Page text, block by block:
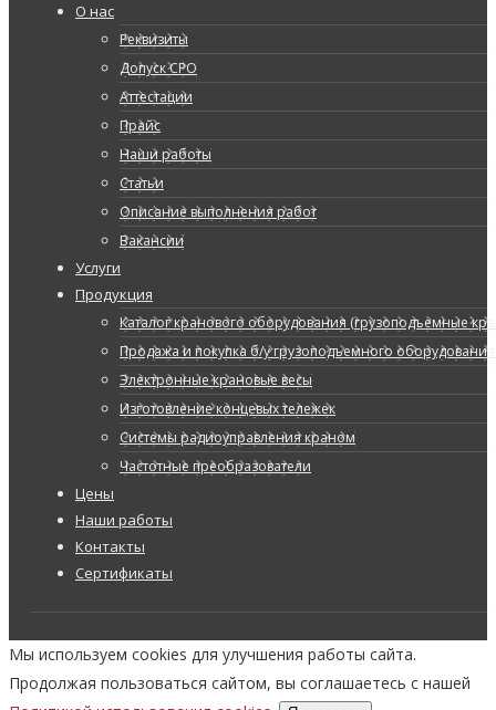
О нас
Реквизиты
Допуск СРО
Аттестации
Прайс
Наши работы
Статьи
Описание выполнения работ
Вакансии
Услуги
Продукция
Каталог кранового оборудования (грузоподъемные
Продажа и покупка б/у грузоподъемного оборудования
Электронные крановые весы
Изготовление концевых тележек
Системы радиоуправления краном
Частотные преобразователи
Цены
Наши работы
Контакты
Сертификаты
Мы используем cookies для улучшения работы сайта.
Продолжая пользоваться сайтом, вы соглашаетесь с нашей